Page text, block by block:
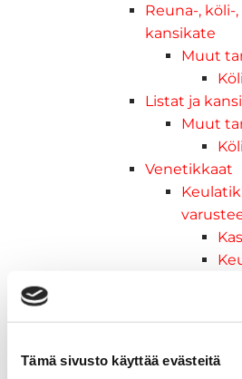
Tämä sivusto käyttää evästeitä
Reuna-, köli-
kansikate
Muut
Listat ja
Muut
Venetikkaat